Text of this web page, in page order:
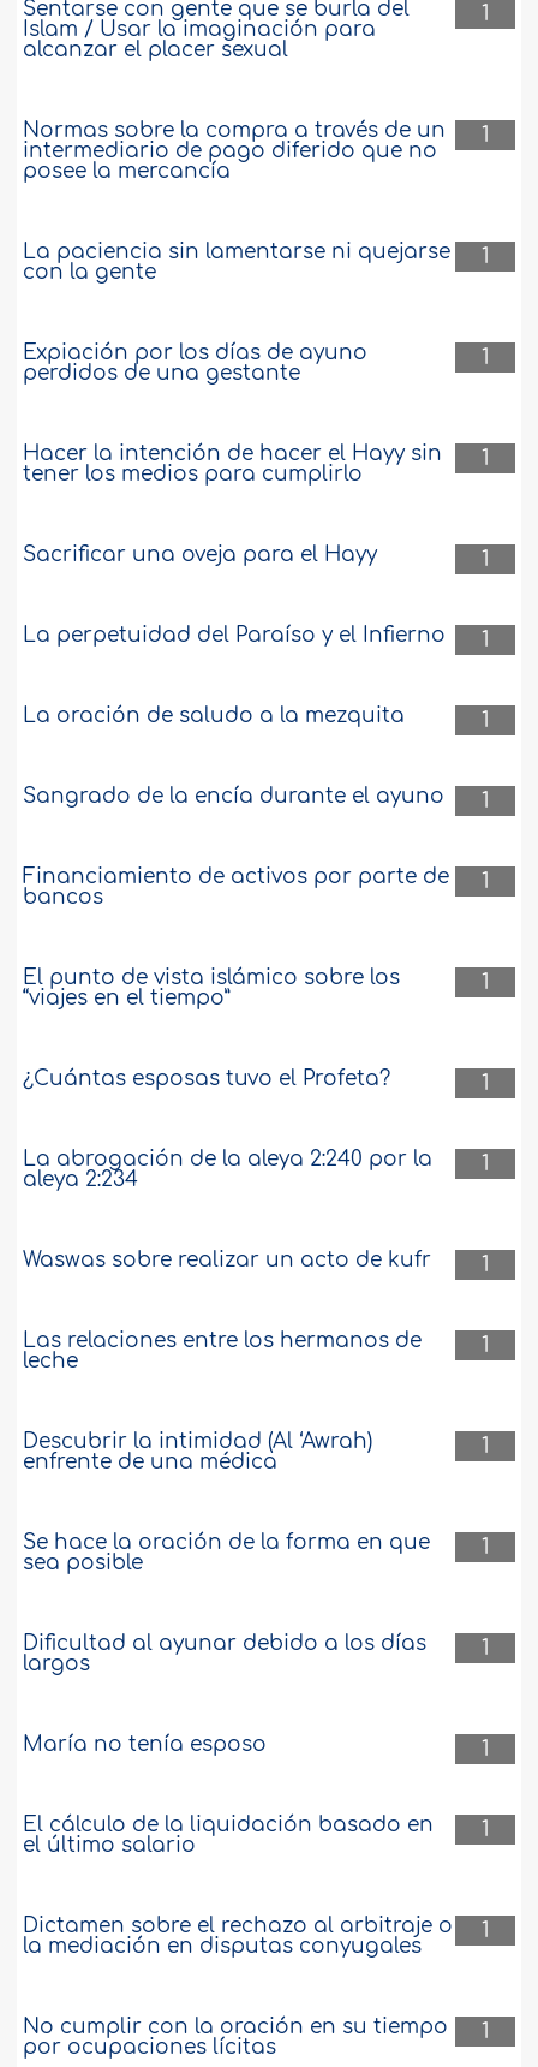
1
Sentarse con gente que se burla del
Islam / Usar la imaginación para
alcanzar el placer sexual
1
Normas sobre la compra a través de un
intermediario de pago diferido que no
posee la mercancía
1
La paciencia sin lamentarse ni quejarse
con la gente
1
Expiación por los días de ayuno
perdidos de una gestante
1
Hacer la intención de hacer el Hayy sin
tener los medios para cumplirlo
1
Sacrificar una oveja para el Hayy
1
La perpetuidad del Paraíso y el Infierno
1
La oración de saludo a la mezquita
1
Sangrado de la encía durante el ayuno
1
Financiamiento de activos por parte de
bancos
1
El punto de vista islámico sobre los
“viajes en el tiempo”
1
¿Cuántas esposas tuvo el Profeta?
1
La abrogación de la aleya 2:240 por la
aleya 2:234
1
Waswas sobre realizar un acto de kufr
1
Las relaciones entre los hermanos de
leche
1
Descubrir la intimidad (Al ‘Awrah)
enfrente de una médica
1
Se hace la oración de la forma en que
sea posible
1
Dificultad al ayunar debido a los días
largos
1
María no tenía esposo
1
El cálculo de la liquidación basado en
el último salario
1
Dictamen sobre el rechazo al arbitraje o
la mediación en disputas conyugales
1
No cumplir con la oración en su tiempo
por ocupaciones lícitas